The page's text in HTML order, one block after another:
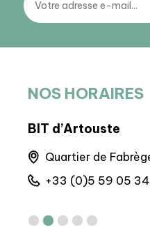
NOS HORAIRES
BIT d’Artouste
Quartier de
+33 (0)5 59 05